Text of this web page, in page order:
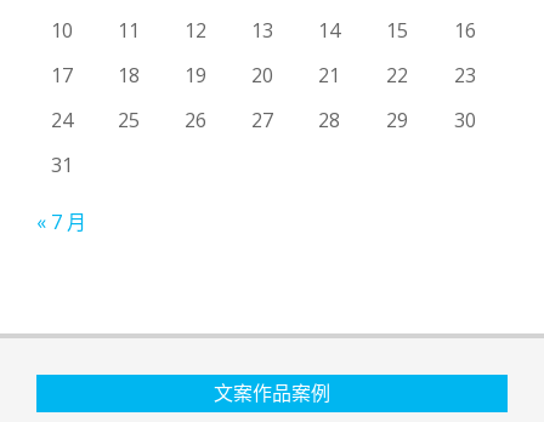
10
11 12 13 14 15
16
17
18 19 20 21 22
23
24
25 26 27 28 29
30
31
« 7 月
文案作品案例